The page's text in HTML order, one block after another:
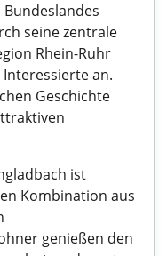
seine zentrale
Rhein-Ruhr
an.
Geschichte
ist
Kombination aus
genießen den